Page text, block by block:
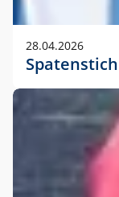
28.04.2026